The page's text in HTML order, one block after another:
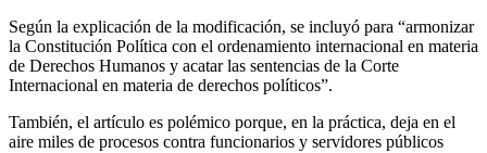
Según la explicación de la modificación, se incluyó para “armonizar
la Constitución Política con el ordenamiento internacional en materia
de Derechos Humanos y acatar las sentencias de la Corte
Internacional en materia de derechos políticos”.
También, el artículo es polémico porque, en la práctica, deja en el
aire miles de procesos contra funcionarios y servidores públicos